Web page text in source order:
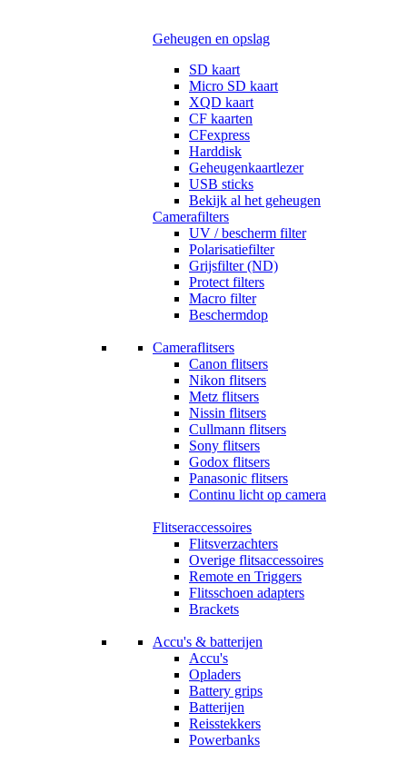
Geheugen en opslag
SD kaart
Micro SD kaart
XQD kaart
CF kaarten
CFexpress
Harddisk
Geheugenkaartlezer
USB sticks
Bekijk al het geheugen
Camerafilters
UV / bescherm filter
Polarisatiefilter
Grijsfilter (ND)
Protect filters
Macro filter
Beschermdop
Cameraflitsers
Canon flitsers
Nikon flitsers
Metz flitsers
Nissin flitsers
Cullmann flitsers
Sony flitsers
Godox flitsers
Panasonic flitsers
Continu licht op camera
Flitseraccessoires
Flitsverzachters
Overige flitsaccessoires
Remote en Triggers
Flitsschoen adapters
Brackets
Accu's & batterijen
Accu's
Opladers
Battery grips
Batterijen
Reisstekkers
Powerbanks